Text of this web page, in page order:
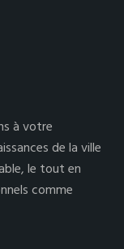
à votre
de la ville
le tout en
comme